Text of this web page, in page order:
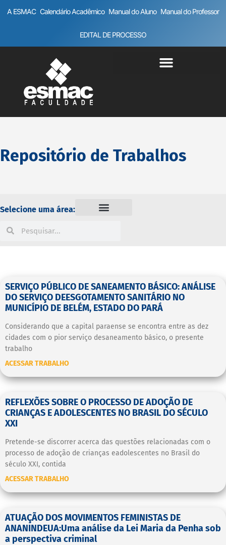
A ESMAC Calendário Acadêmico Manual do Aluno Manual do Professor
EDITAL DE PROCESSO
Repositório de Trabalhos
Selecione uma área:
SERVIÇO PÚBLICO DE SANEAMENTO BÁSICO: ANÁLISE
DO SERVIÇO DEESGOTAMENTO SANITÁRIO NO
MUNICÍPIO DE BELÉM, ESTADO DO PARÁ
Considerando que a capital paraense se encontra entre as dez
cidades com o pior serviço desaneamento básico, o presente
trabalho
ACESSAR TRABALHO
REFLEXÕES SOBRE O PROCESSO DE ADOÇÃO DE
CRIANÇAS E ADOLESCENTES NO BRASIL DO SÉCULO
XXI
Pretende-se discorrer acerca das questões relacionadas com o
processo de adoção de crianças eadolescentes no Brasil do
século XXI, contida
ACESSAR TRABALHO
ATUAÇÃO DOS MOVIMENTOS FEMINISTAS DE
ANANINDEUA:Uma análise da Lei Maria da Penha sob
a perspectiva criminal